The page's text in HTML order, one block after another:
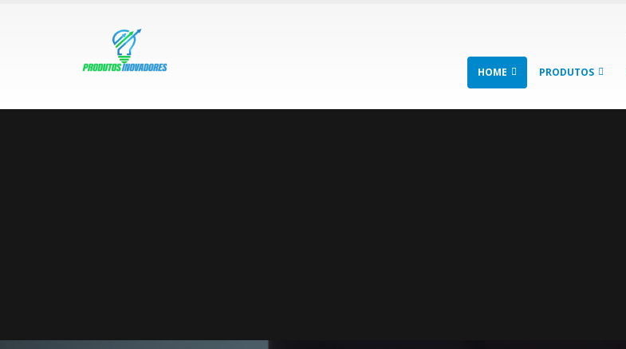
HOME PRODUTOS